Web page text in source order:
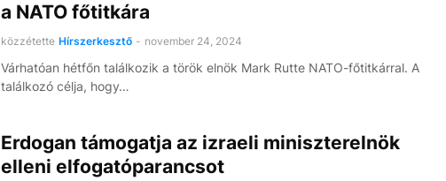
a NATO főtitkára
közzétette Hírszerkesztő - november 24, 2024
Várhatóan hétfőn találkozik a török elnök Mark Rutte NATO-főtitkárral. A
találkozó célja, hogy…
Erdogan támogatja az izraeli miniszterelnök
elleni elfogatóparancsot